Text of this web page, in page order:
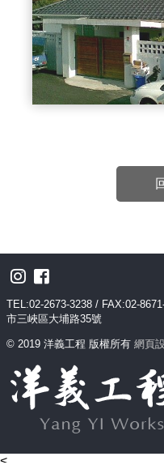
TEL:02-2673-3238 / FAX:02-
市三峽區大埔路35號
© 2019 洋義工程 版權所有 網頁
<